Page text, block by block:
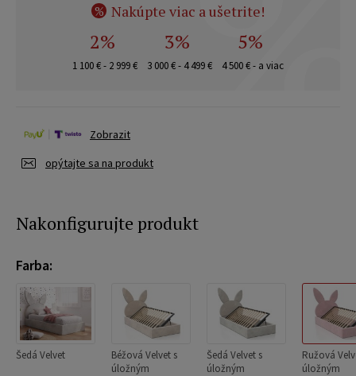
% Nakúpte viac a ušetrite!
2%
1 100 € - 2 999 €
3%
3 000 € - 4 499 €
5%
4 500 € - a viac
opýtajte sa na produkt
Zobrazit
Nakonfigurujte produkt
Farba:
Šedá Velvet
Béžová Velvet s
úložným
Šedá Velvet s
úložným
Ružová
úložným